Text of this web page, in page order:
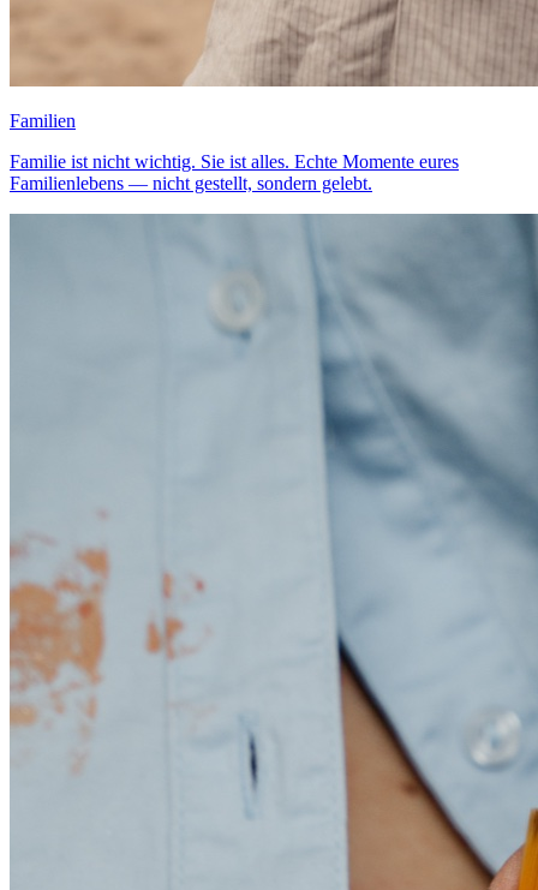
Familien
Familie ist nicht wichtig. Sie ist alles. Echte Momente eures
Familienlebens — nicht gestellt, sondern gelebt.